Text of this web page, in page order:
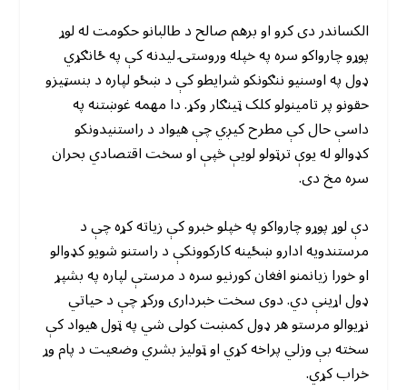
الکساندر دی کرو او برهم صالح د طالبانو حکومت له لوړ
پوړو چارواکو سره په خپله وروستۍ لیدنه کې په ځانګړي
ډول په اوسنیو ننګونکو شرایطو کې د ښځو لپاره د بنسټیزو
حقونو پر تامینولو کلک ټینګار وکړ. دا مهمه غوښتنه په
داسې حال کې مطرح کیږي چې هیواد د راستنیدونکو
کډوالو له یوې ترټولو لویې څپې او سخت اقتصادي بحران
سره مخ دی.
دې لوړ پوړو چارواکو په خپلو خبرو کې زیاته کړه چې د
مرستندویه ادارو ښځینه کارکوونکې د راستنو شویو کډوالو
او خورا زیانمنو افغان کورنیو سره د مرستې لپاره په بشپړ
ډول اړینې دي. دوی سخت خبرداری ورکړ چې د حیاتي
نړیوالو مرستو هر ډول کمښت کولی شي په ټول هیواد کې
سخته بې وزلي پراخه کړي او ټولیز بشري وضعیت د پام وړ
خراب کړي.